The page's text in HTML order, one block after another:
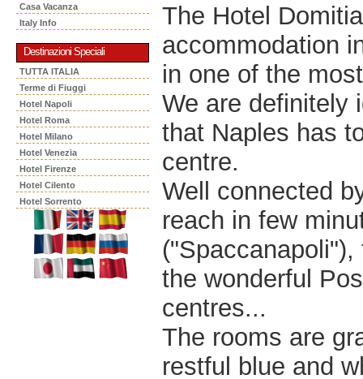
Casa Vacanza
Italy Info
Destinazioni Speciali
TUTTA ITALIA
Terme di Fiuggi
Hotel Napoli
Hotel Roma
Hotel Milano
Hotel Venezia
Hotel Firenze
Hotel Cilento
Hotel Sorrento
The Hotel
accommodation
in one of the
We are definitely
that Naples has
centre.
Well connected
reach in few
the wonderful
centres...
The rooms are
restful blue and